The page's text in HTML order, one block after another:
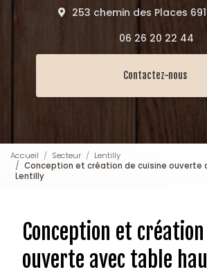
253 chemin des Places
06 26 20 22 44
Contactez-nous
Accueil Secteur
Lentilly
Conception et création de cuisine ouverte
Lentilly
Conception et
ouverte avec table